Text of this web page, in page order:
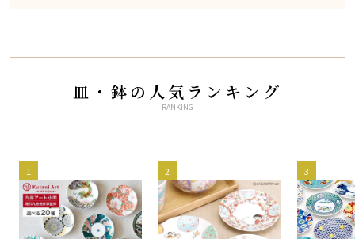
皿・鉢の人気ランキング
RANKING
1 2 3